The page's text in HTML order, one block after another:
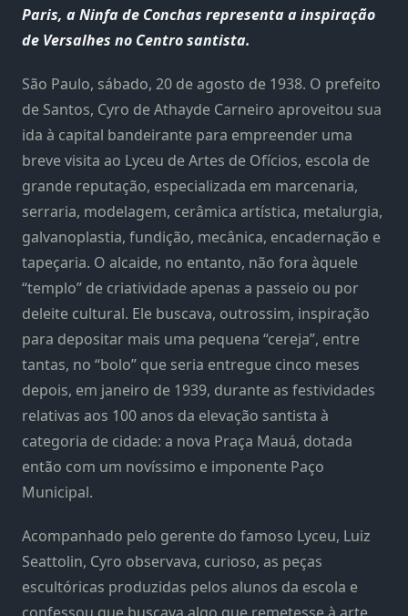
Paris, a Ninfa de Conchas representa a inspiração
de Versalhes no Centro santista.
São Paulo, sábado, 20 de agosto de 1938. O prefeito
de Santos, Cyro de Athayde Carneiro aproveitou sua
ida à capital bandeirante para empreender uma
breve visita ao Lyceu de Artes de Ofícios, escola de
grande reputação, especializada em marcenaria,
serraria, modelagem, cerâmica artística, metalurgia,
galvanoplastia, fundição, mecânica, encadernação e
tapeçaria. O alcaide, no entanto, não fora àquele
“templo” de criatividade apenas a passeio ou por
deleite cultural. Ele buscava, outrossim, inspiração
para depositar mais uma pequena “cereja”, entre
tantas, no “bolo” que seria entregue cinco meses
depois, em janeiro de 1939, durante as festividades
relativas aos 100 anos da elevação santista à
categoria de cidade: a nova Praça Mauá, dotada
então com um novíssimo e imponente Paço
Municipal.
Acompanhado pelo gerente do famoso Lyceu, Luiz
Seattolin, Cyro observava, curioso, as peças
escultóricas produzidas pelos alunos da escola e